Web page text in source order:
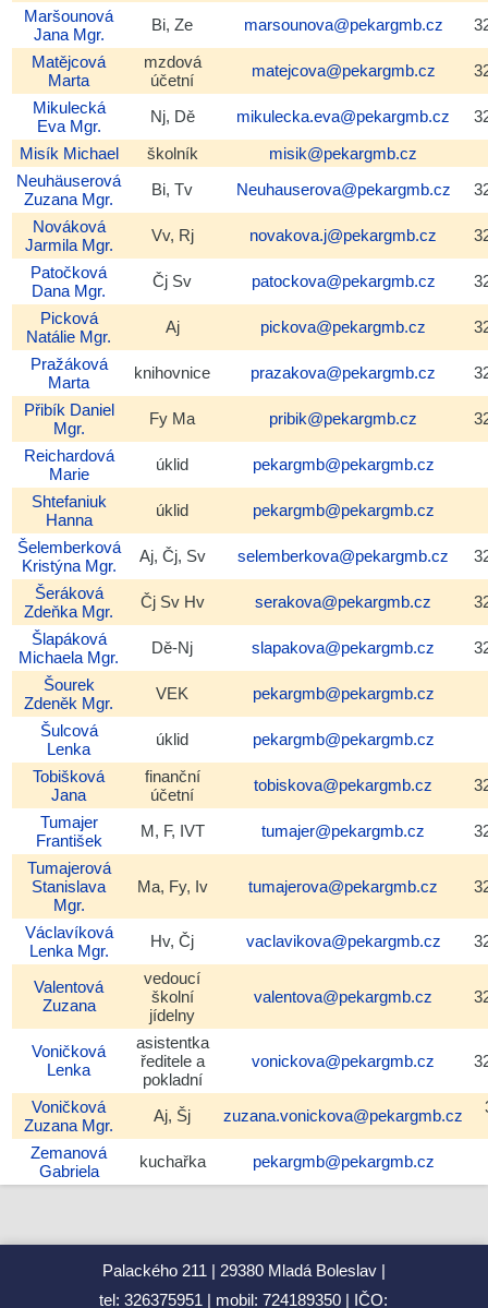
Maršounová
Jana Mgr.
Bi, Ze marsounova@pekargmb.cz
Matějcová
Marta
mzdová
účetní
matejcova@pekargmb.cz
Mikulecká
Eva Mgr.
Nj, Dě mikulecka.eva@pekargmb.cz
Misík Michael školník
misik@pekargmb.cz
Neuhäuserová
Zuzana Mgr.
Bi, Tv Neuhauserova@pekargmb.cz
Nováková
Jarmila Mgr.
Vv, Rj novakova.j@pekargmb.cz
Patočková
Dana Mgr.
Čj Sv patockova@pekargmb.cz
Picková
Natálie Mgr.
Aj pickova@pekargmb.cz
Pražáková
Marta
knihovnice prazakova@pekargmb.cz
Přibík Daniel
Mgr.
Fy Ma pribik@pekargmb.cz
Reichardová
Marie
úklid
pekargmb@pekargmb.cz
Shtefaniuk
Hanna
úklid
pekargmb@pekargmb.cz
Šelemberková
Kristýna Mgr.
Aj, Čj, Sv selemberkova@pekargmb.cz
Šeráková
Zdeňka Mgr.
Čj Sv Hv serakova@pekargmb.cz
Šlapáková
Michaela Mgr.
Dě-Nj slapakova@pekargmb.cz
Šourek
Zdeněk Mgr.
VEK
pekargmb@pekargmb.cz
Šulcová
Lenka
úklid
pekargmb@pekargmb.cz
Tobišková
Jana
finanční
účetní
tobiskova@pekargmb.cz
Tumajer
František
M, F, IVT tumajer@pekargmb.cz
Tumajerová
Stanislava
Mgr.
Ma, Fy, Iv tumajerova@pekargmb.cz
Václavíková
Lenka Mgr.
Hv, Čj vaclavikova@pekargmb.cz
Valentová
Zuzana
vedoucí
školní
jídelny
valentova@pekargmb.cz
Voničková
Lenka
asistentka
ředitele a
pokladní
vonickova@pekargmb.cz
Voničková
Zuzana Mgr.
Aj, Šj zuzana.vonickova@pekargmb.cz
Zemanová
Gabriela
kuchařka pekargmb@pekargmb.cz
Palackého 211
29380 Mladá Boleslav
tel: 326375951
mobil: 724189350 IČO: